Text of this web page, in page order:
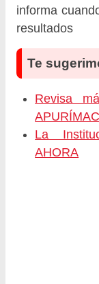
informa
resultados
Te
Revisa
La
AHORA